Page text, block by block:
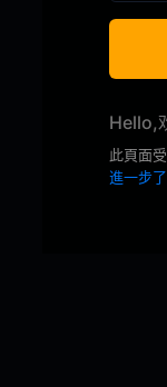
Hello,
此頁面
進一步了